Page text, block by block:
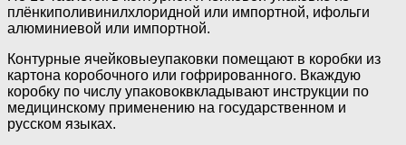
плёнкиполивинилхлоридной или импортной, ифольги
алюминиевой или импортной.
Контурные ячейковыеупаковки помещают в коробки из
картона коробочного или гофрированного. Вкаждую
коробку по числу упаковоквкладывают инструкции по
медицинскому применению на государственном и
русском языках.